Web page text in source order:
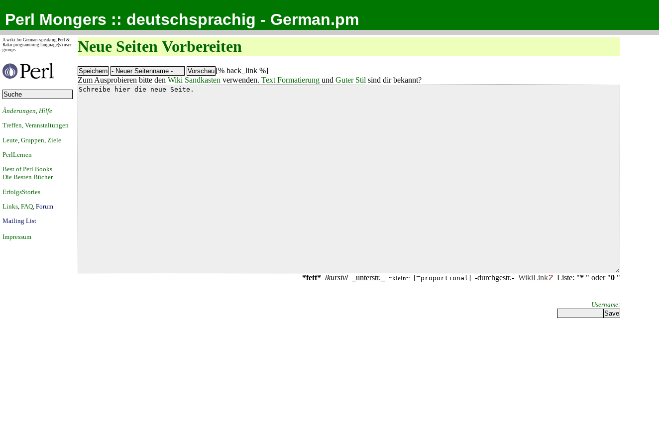
Perl Mongers :: deutschsprachig - German.pm
A wiki for German-speaking Perl &
Raku programming language(s) user
groups.
Änderungen Hilfe
Treffen, Veranstaltungen
Leute Gruppen Ziele
PerlLernen
Best of Perl Books
Die Besten Bücher
ErfolgsStories
Links FAQ Forum
Mailing List
Impressum
Neue Seiten Vorbereiten
[% back_link %]
Zum Ausprobieren bitte den Wiki Sandkasten verwenden. Text Formatierung und Guter Stil sind dir bekannt?
*fett* /kursiv/ unterstr. ~klein~ [=proportional] -durchgestr.- WikiLink Liste: "* " oder "0 "
Username: